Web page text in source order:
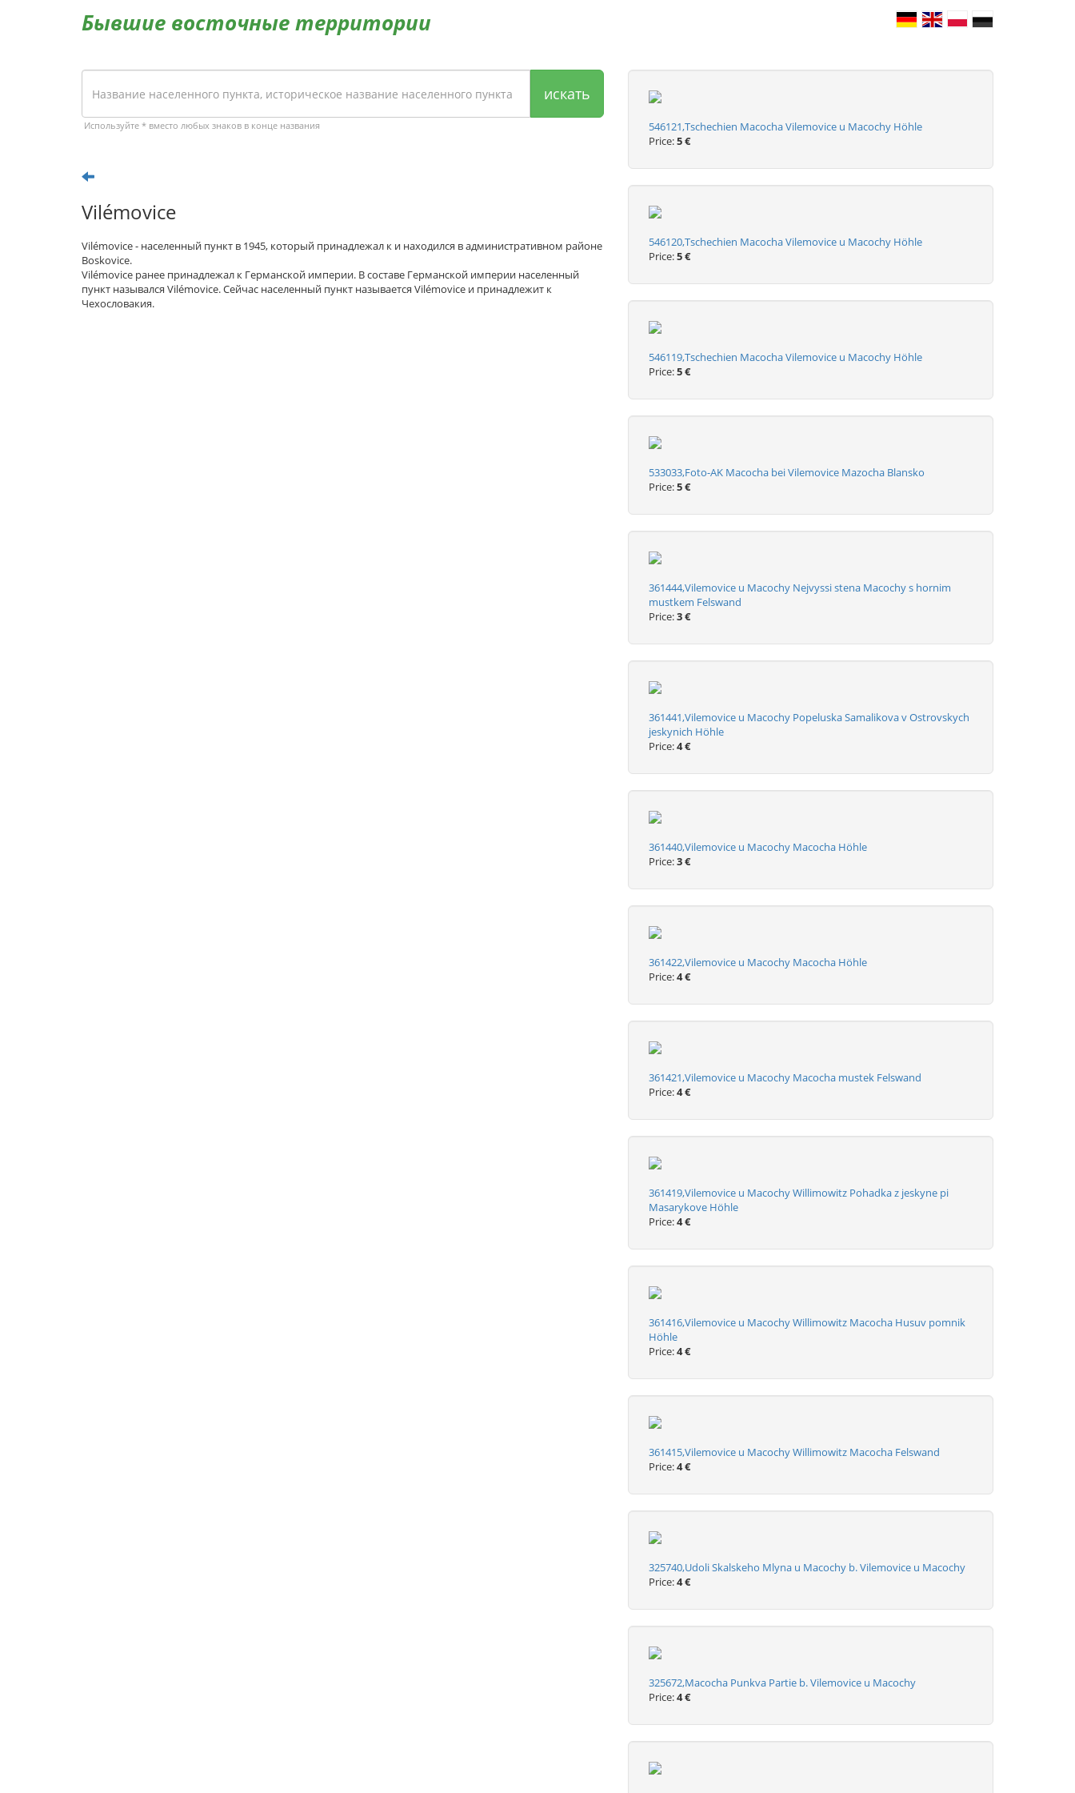
Бывшие восточные территории
искать
Используйте * вместо любых знаков в конце названия
Vilémovice
Vilémovice - населенный пункт в 1945, который принадлежал к и находился в административном районе
Boskovice.
Vilémovice ранее принадлежал к Германской империи. В составе Германской империи населенный
пункт назывался Vilémovice. Сейчас населенный пункт называется Vilémovice и принадлежит к
Чехословакия.
546121,Tschechien Macocha Vilemovice u Macochy Höhle
Price:5 €
546120,Tschechien Macocha Vilemovice u Macochy Höhle
Price:5 €
546119,Tschechien Macocha Vilemovice u Macochy Höhle
Price:5 €
533033,Foto-AK Macocha bei Vilemovice Mazocha Blansko
Price:5 €
361444,Vilemovice u Macochy Nejvyssi stena Macochy s hornim
mustkem Felswand
Price:3 €
361441,Vilemovice u Macochy Popeluska Samalikova v Ostrovskych
jeskynich Höhle
Price:4 €
361440,Vilemovice u Macochy Macocha Höhle
Price:3 €
361422,Vilemovice u Macochy Macocha Höhle
Price:4 €
361421,Vilemovice u Macochy Macocha mustek Felswand
Price:4 €
361419,Vilemovice u Macochy Willimowitz Pohadka z jeskyne pi
Masarykove Höhle
Price:4 €
361416,Vilemovice u Macochy Willimowitz Macocha Husuv pomnik
Höhle
Price:4 €
361415,Vilemovice u Macochy Willimowitz Macocha Felswand
Price:4 €
325740,Udoli Skalskeho Mlyna u Macochy b. Vilemovice u Macochy
Price:4 €
325672,Macocha Punkva Partie b. Vilemovice u Macochy
Price:4 €